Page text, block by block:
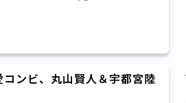
ンビ、丸山賢人＆宇都宮陸